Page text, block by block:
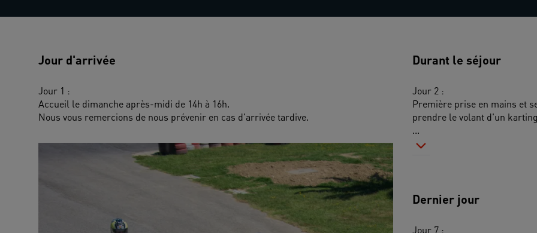
Jour d'arrivée
Jour 1 :
Accueil le dimanche après-midi de 14h à 16h.
Nous vous remercions de nous prévenir en cas d'arrivée tardive.
Durant le séjour
Jour 2 :
Première prise en mains et
prendre le volant d'un
...
Dernier jour
Jour 7 :